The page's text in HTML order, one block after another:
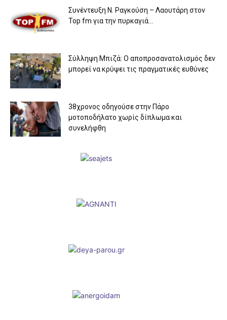
Συνέντευξη Ν. Ραγκούση – Λαουτάρη στον
Top fm για την πυρκαγιά...
Σύλληψη Μπιζά: Ο αποπροσανατολισμός δεν
μπορεί να κρύψει τις πραγματικές ευθύνες
38χρονος οδηγούσε στην Πάρο
μοτοποδήλατο χωρίς δίπλωμα και
συνελήφθη